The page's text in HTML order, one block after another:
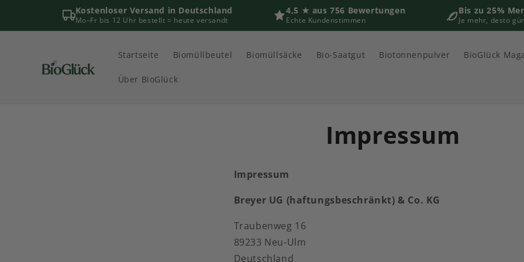
Kostenloser Versand in Deutschland
Mo–Fr bis 12 Uhr bestellt = heute versandt
4,5 ★ aus 756 Bewertungen
Echte Kundenstimmen
Bis zu 25%
Je mehr, desto
Startseite Biomüllbeutel Biomüllsäcke Bio-Saatgut Biotonnenpulver BioGlück
Über BioGlück
Impressum
Impressum
Breyer UG (haftungsbeschränkt) & Co. KG
Traubenweg 16
89233 Neu-Ulm
Deutschland